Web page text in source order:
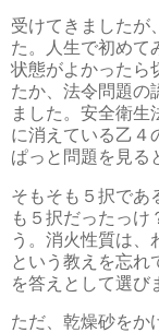
受けてきましたが
た。人生で初めて
状態がよかったら
たか、法令問題の
ました。安全衛生
に消えている乙４
ぱっと問題を見
そもそも５択であ
も５択だったっ
う。消火性質は、
という教えを忘れ
を答えとして選び
ただ、乾燥砂をか